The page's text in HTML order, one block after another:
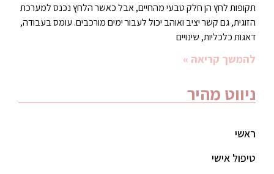
תקופות לחץ הן חלק טבעי מהחיים, אבל כאשר הלחץ נכנס למערכת
הזוגית, גם קשר יציב ואוהב יכול לעבור ימים מורכבים. עומס בעבודה,
דאגות כלכליות, שינויים
להמשך קריאה »
ניווט מהיר
ראשי
טיפול אישי